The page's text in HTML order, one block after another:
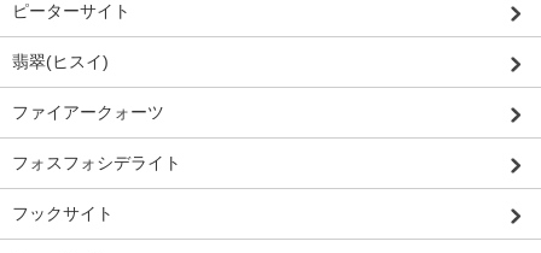
ピーターサイト
翡翠(ヒスイ)
ファイアークォーツ
フォスフォシデライト
フックサイト